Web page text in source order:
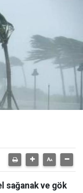
sağanak ve gök